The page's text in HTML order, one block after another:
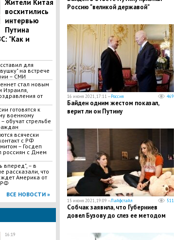
Жители Китая
восхитились
интервью
Путина
"Как и
для
на встрече
– СМИ
стал новым
Израиля,
от
готовятся к
военному
обучат стрельбе
всячески
с РФ
– Госдеп
россиян с Днем
вперед", – в
рассказали, что
ждет Америка от
РФ
ВСЕ НОВОСТИ »
16:19
Россию "великой державой"
16 июня 2021, 17:11 —Россия 469
Байден одним жестом показал,
верит ли он Путину
15 июня 2021, 19:09 —Лайфстайл 511
Собчак заявила, что Губерниев
довел Бузову до слез ее методом